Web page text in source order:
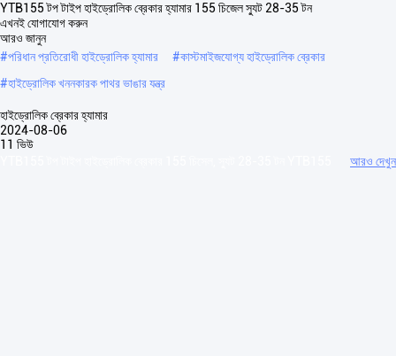
YTB155 টপ টাইপ হাইড্রোলিক ব্রেকার হ্যামার 155 চিজেল স্যুট 28-35 টন
এখনই যোগাযোগ করুন
আরও জানুন
#পরিধান প্রতিরোধী হাইড্রোলিক হ্যামার #কাস্টমাইজযোগ্য হাইড্রোলিক ব্রেকার
#হাইড্রোলিক খননকারক পাথর ভাঙার যন্ত্র
হাইড্রোলিক ব্রেকার হ্যামার
2024-08-06
11 ভিউ
আরও দেখুন